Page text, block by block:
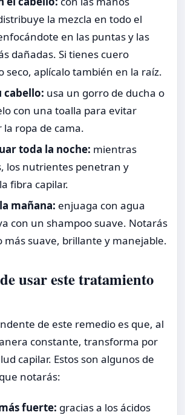
la mezcla en todo el
en las puntas y las
dañadas. Si tienes cuero
seco, aplícalo también en la raíz.
cabello: usa un gorro de ducha o
con una toalla para evitar
ropa de cama.
toda la noche: mientras
los nutrientes penetran y
fibra capilar.
mañana: enjuaga con agua
con un shampoo suave. Notarás
más suave, brillante y manejable.
usar este tratamiento
de este remedio es que, al
constante, transforma por
capilar. Estos son algunos de
notarás:
fuerte: gracias a los ácidos